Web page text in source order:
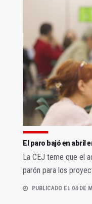
El paro bajó en abril
La CEJ teme que el
parón para los
PUBLICADO EL 04 DE